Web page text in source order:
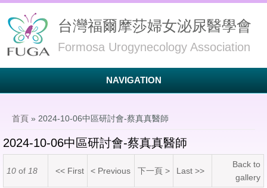
台灣福爾摩莎婦女泌尿醫學會
Formosa Urogynecology Association
NAVIGATION
首頁 » 2024-10-06中區研討會-蔡真真醫師
2024-10-06中區研討會-蔡真真醫師
10 of 18 << First < Previous 下一頁 > Last >>
Back to
gallery